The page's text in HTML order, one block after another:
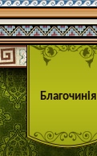
Благочинія